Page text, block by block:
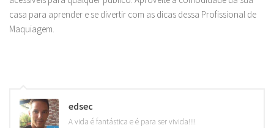
casa para aprender e se divertir com as dicas dessa Profissional de
Maquiagem.
edsec
A vida é fantástica e é para ser vivida!!!!